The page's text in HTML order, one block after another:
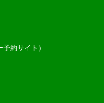
約サイト）